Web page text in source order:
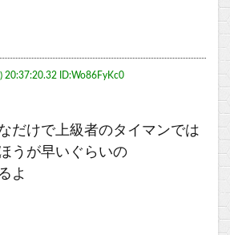
20:37:20.32 ID:Wo86FyKc0
だけで上級者のタイマンでは
うが早いぐらいの
よ